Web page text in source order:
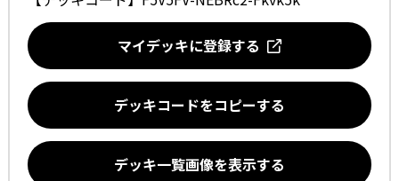
マイデッキに登録する
デッキコードをコピーする
デッキ一覧画像を表示する